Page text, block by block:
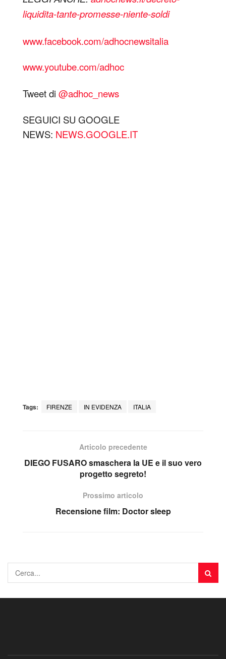
liquidita-tante-promesse-niente-soldi
www.facebook.com/adhocnewsitalia
www.youtube.com/adhoc
Tweet di ‎@adhoc_news
SEGUICI SU GOOGLE
NEWS: NEWS.GOOGLE.IT
Tags: FIRENZE IN EVIDENZA ITALIA
Articolo precedente
DIEGO FUSARO smaschera la UE e il suo vero
progetto segreto!
Prossimo articolo
Recensione film: Doctor sleep